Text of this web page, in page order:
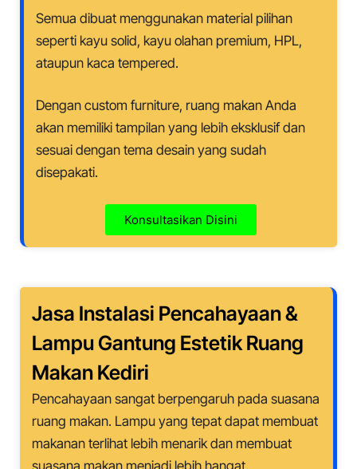
Semua dibuat menggunakan material pilihan
seperti kayu solid, kayu olahan premium, HPL,
ataupun kaca tempered.
Dengan custom furniture, ruang makan Anda
akan memiliki tampilan yang lebih eksklusif dan
sesuai dengan tema desain yang sudah
disepakati.
Konsultasikan Disini
Jasa Instalasi Pencahayaan &
Lampu Gantung Estetik Ruang
Makan Kediri
Pencahayaan sangat berpengaruh pada suasana
ruang makan. Lampu yang tepat dapat membuat
makanan terlihat lebih menarik dan membuat
suasana makan menjadi lebih hangat.